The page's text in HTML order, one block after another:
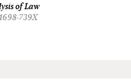
of Law
739X